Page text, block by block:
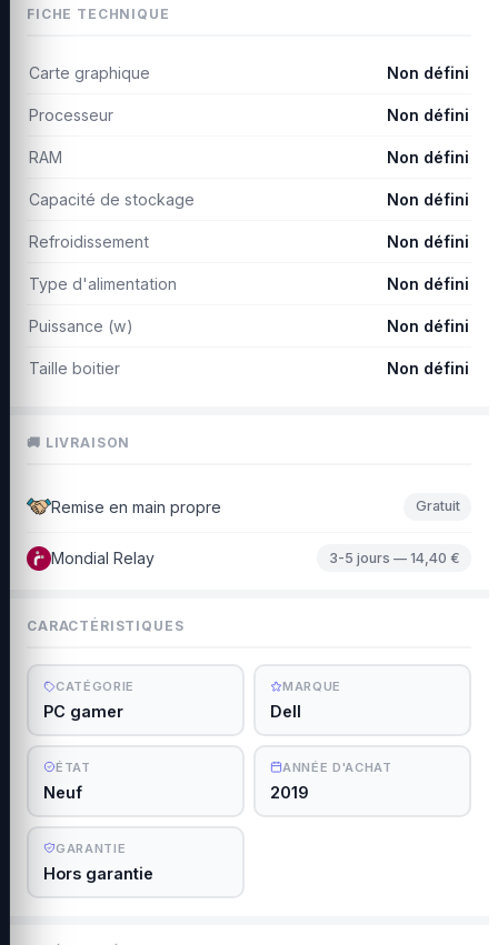
CARACTÉRISTIQUES
CATÉGORIE
PC gamer
MARQUE
Dell
ÉTAT
Neuf
ANNÉE D'ACHAT
2019
GARANTIE
Hors garantie
FICHE TECHNIQUE
Carte graphique Non défini
Processeur Non défini
RAM Non défini
Capacité de stockage Non défini
Refroidissement Non défini
Type d'alimentation Non défini
Puissance (w) Non défini
Taille boitier Non défini
🚚 LIVRAISON
Remise en main propre Gratuit
Mondial Relay 3-5 jours — 14,40 €